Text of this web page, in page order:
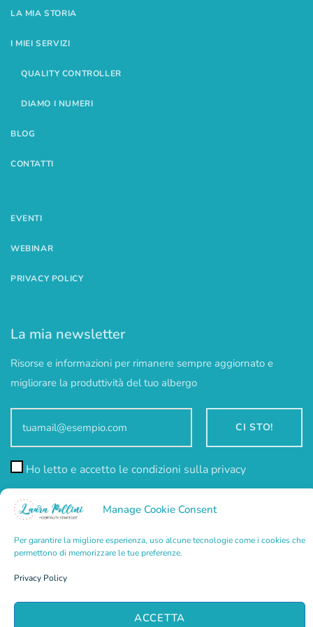
Manage Cookie Consent
Per garantire la migliore esperienza, uso alcune tecnologie come i cookies che
permettono di memorizzare le tue preferenze.
Privacy Policy
ACCETTA
LA MIA STORIA
I MIEI SERVIZI
QUALITY CONTROLLER
DIAMO I NUMERI
BLOG
CONTATTI
EVENTI
WEBINAR
PRIVACY POLICY
La mia newsletter
Risorse e informazioni per rimanere sempre aggiornato e
migliorare la produttività del tuo albergo
Ho letto e accetto le condizioni sulla privacy
da comunicazionechiara.it ; Brand Identity Alessandro Gibogini